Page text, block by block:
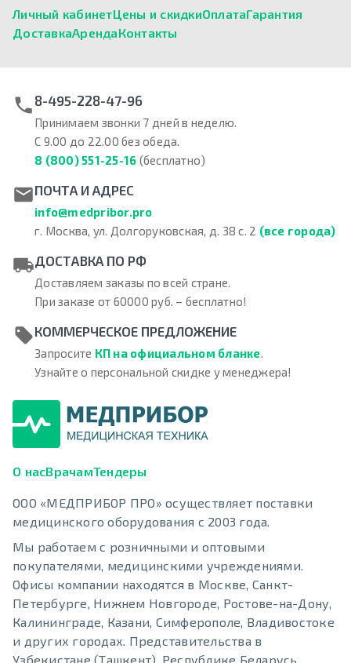
Личный кабинетЦены и скидкиОплатаГарантия
ДоставкаАрендаКонтакты
8-495-228-47-96
Принимаем звонки 7 дней в неделю.
С 9.00 до 22.00 без обеда.
8 (800) 551-25-16 (бесплатно)
ПОЧТА И АДРЕС
info@medpribor.pro
г. Москва, ул. Долгоруковская, д. 38 с. 2 (все города)
ДОСТАВКА ПО РФ
Доставляем заказы по всей стране.
При заказе от 60000 руб. – бесплатно!
КОММЕРЧЕСКОЕ ПРЕДЛОЖЕНИЕ
Запросите КП на официальном бланке.
Узнайте о персональной скидке у менеджера!
О насВрачамТендеры
ООО «МЕДПРИБОР ПРО» осуществляет поставки
медицинского оборудования с 2003 года.
Мы работаем с розничными и оптовыми
покупателями, медицинскими учреждениями.
Офисы компании находятся в Москве, Санкт-
Петербурге, Нижнем Новгороде, Ростове-на-Дону,
Калининграде, Казани, Симферополе, Владивостоке
и других городах. Представительства в
Узбекистане (Ташкент), Республике Беларусь.